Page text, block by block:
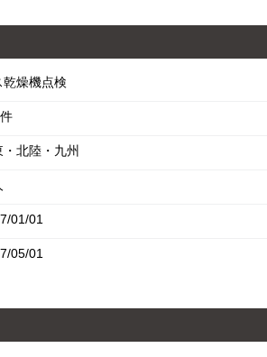
乾燥機点検
・北陸・九州
01/01
05/01